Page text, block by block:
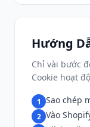
Hướng
Chỉ vài bước
Cookie hoạt
1 Sao chép
2 Vào